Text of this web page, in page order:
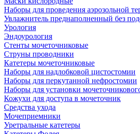
Наборы для проведения аэрозольной
Увлажнитель преднаполненный без
Урология
Эндоурология
Стенты мочеточниковые
Струны проводники
Катетеры мочеточниковые
Наборы для надлобковой цистостомии
Наборы для перкутанной нефростомии
Наборы для установки
Кожухи для доступа в мочеточник
Средства ухода
Мочеприемники
Уретральные катетеры